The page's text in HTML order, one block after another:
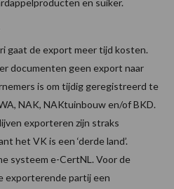
en suiker.
gaat de export meer tijd kosten.
documenten geen export naar
is om tijdig geregistreerd te
NAK, NAKtuinbouw en/of BKD.
exporteren zijn straks
het VK is een ‘derde land’.
systeem e-CertNL. Voor de
exporterende partij een